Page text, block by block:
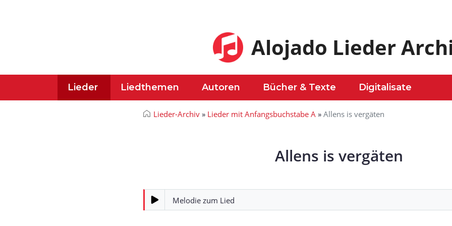
Alojado Lieder
Lieder Liedthemen Autoren Bücher & Texte Digitalisate
Lieder-Archiv » Lieder mit Anfangsbuchstabe A » Allens is vergäten
Allens is vergäten
Melodie zum Lied